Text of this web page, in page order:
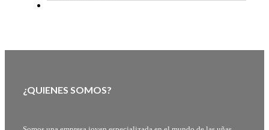
¿QUIENES SOMOS?